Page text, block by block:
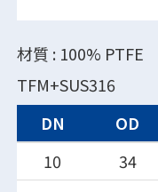
材質 : 100% PTFE
TFM+SUS316
DN
OD
10
34